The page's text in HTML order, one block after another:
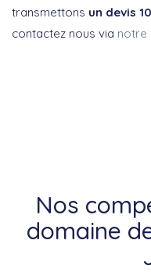
transmettons un devis
contactez nous via notre
Nos
domaine